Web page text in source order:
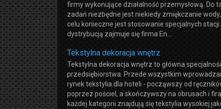
firmy wykonujące działalność przemysłową. Do
zadań niezbędne jest niekiedy zmiękczanie
celu konieczne jest stosowanie specjalnych
dystrybucją zajmuje się firma En...
Tekstylna dekoracja wnętrz
Tekstylna dekoracja wnętrz to główna
przedsiębiorstwa. Przede wszystkim
rynek tekstylia dla hoteli - począwszy od
poprzez pościel, a skończywszy na obrusach i
każdej kategorii znajdują się tekstylia wysokiej